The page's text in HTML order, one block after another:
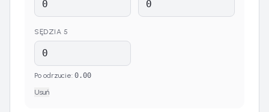
SĘDZIA 5
Po odrzucie: 0.00
Usuń